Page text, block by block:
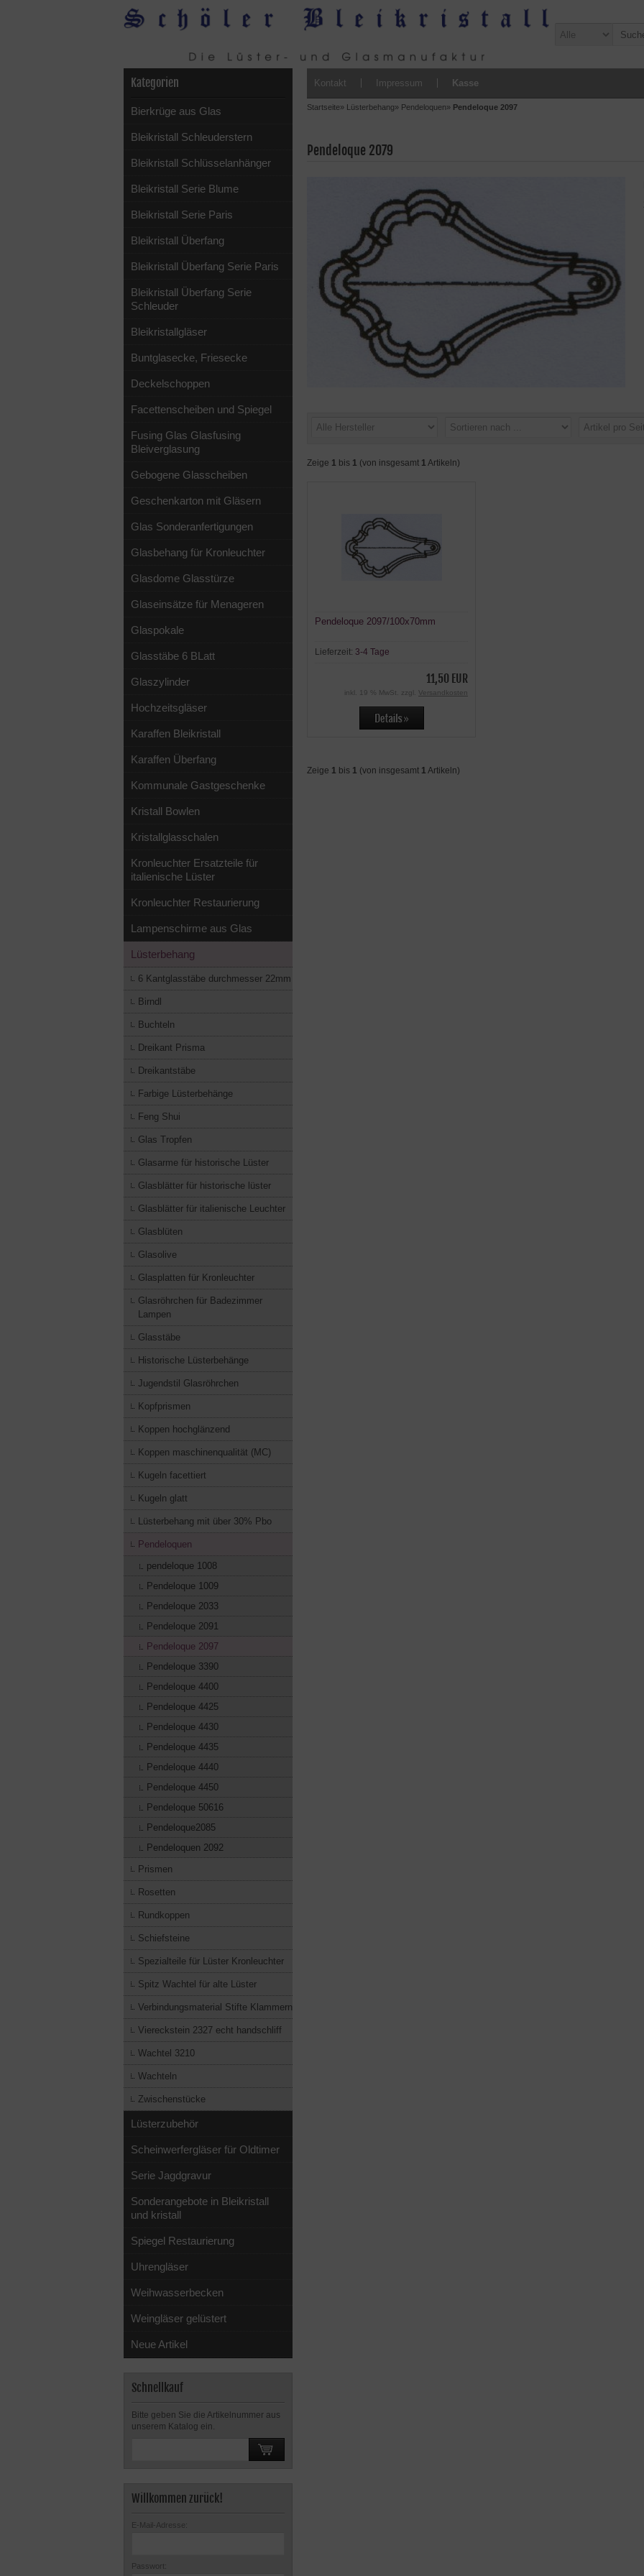
Kategorien
Bierkrüge aus Glas
Bleikristall Schleuderstern
Bleikristall Schlüsselanhänger
Bleikristall Serie Blume
Bleikristall Serie Paris
Bleikristall Überfang
Bleikristall Überfang Serie Paris
Bleikristall Überfang Serie
Schleuder
Bleikristallgläser
Buntglasecke, Friesecke
Deckelschoppen
Facettenscheiben und Spiegel
Fusing Glas Glasfusing
Bleiverglasung
Gebogene Glasscheiben
Geschenkarton mit Gläsern
Glas Sonderanfertigungen
Glasbehang für Kronleuchter
Glasdome Glasstürze
Glaseinsätze für Menageren
Glaspokale
Glasstäbe 6 BLatt
Glaszylinder
Hochzeitsgläser
Karaffen Bleikristall
Karaffen Überfang
Kommunale Gastgeschenke
Kristall Bowlen
Kristallglasschalen
Kronleuchter Ersatzteile für
italienische Lüster
Kronleuchter Restaurierung
Lampenschirme aus Glas
Lüsterbehang
6 Kantglasstäbe durchmesser 22mm
Birndl
Buchteln
Dreikant Prisma
Dreikantstäbe
Farbige Lüsterbehänge
Feng Shui
Glas Tropfen
Glasarme für historische Lüster
Glasblätter für historische lüster
Glasblätter für italienische Leuchter
Glasblüten
Glasolive
Glasplatten für Kronleuchter
Glasröhrchen für Badezimmer
Lampen
Glasstäbe
Historische Lüsterbehänge
Jugendstil Glasröhrchen
Kopfprismen
Koppen hochglänzend
Koppen maschinenqualität (MC)
Kugeln facettiert
Kugeln glatt
Lüsterbehang mit über 30% Pbo
Pendeloquen
pendeloque 1008
Pendeloque 1009
Pendeloque 2033
Pendeloque 2091
Pendeloque 2097
Pendeloque 3390
Pendeloque 4400
Pendeloque 4425
Pendeloque 4430
Pendeloque 4435
Pendeloque 4440
Pendeloque 4450
Pendeloque 50616
Pendeloque2085
Pendeloquen 2092
Prismen
Rosetten
Rundkoppen
Schiefsteine
Spezialteile für Lüster Kronleuchter
Spitz Wachtel für alte Lüster
Verbindungsmaterial Stifte Klammern
Viereckstein 2327 echt handschliff
Wachtel 3210
Wachteln
Zwischenstücke
Lüsterzubehör
Scheinwerfergläser für Oldtimer
Serie Jagdgravur
Sonderangebote in Bleikristall
und kristall
Spiegel Restaurierung
Uhrengläser
Weihwasserbecken
Weingläser gelüstert
Neue Artikel
Schnellkauf
Bitte geben Sie die Artikelnummer aus
unserem Katalog ein.
Willkommen zurück!
E-Mail-Adresse:
Passwort:
Kontakt Impressum Kasse
Startseite» Lüsterbehang» Pendeloquen» Pendeloque 2097
Pendeloque 2079
Zeige 1 bis 1 (von insgesamt 1 Artikeln)
Pendeloque 2097/100x70mm
Lieferzeit: 3-4 Tage
11,50 EUR
inkl. 19 % MwSt. zzgl. Versandkosten
Zeige 1 bis 1 (von insgesamt 1 Artikeln)